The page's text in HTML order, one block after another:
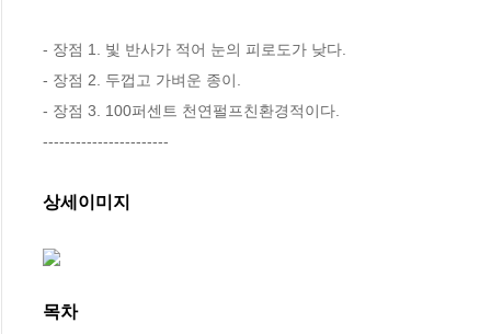
- 장점 1. 빛 반사가 적어 눈의 피로도가 낮다.
- 장점 2. 두껍고 가벼운 종이.
- 장점 3. 100퍼센트 천연펄프친환경적이다.
-----------------------
상세이미지
목차